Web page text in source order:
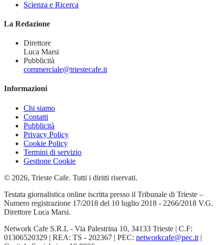
Scienza e Ricerca
La Redazione
Direttore
Luca Marsi
Pubblicità
commerciale@triestecafe.it
Informazioni
Chi siamo
Contatti
Pubblicità
Privacy Policy
Cookie Policy
Termini di servizio
Gestione Cookie
© 2026, Trieste Cafe. Tutti i diritti riservati.
Testata giornalistica online iscritta presso il Tribunale di Trieste –
Numero registrazione 17/2018 del 10 luglio 2018 - 2266/2018 V.G.
Direttore Luca Marsi.
Network Cafe S.R.L - Via Palestrina 10, 34133 Trieste | C.F:
01306520329 | REA: TS - 202367 | PEC: networkcafe@pec.it |